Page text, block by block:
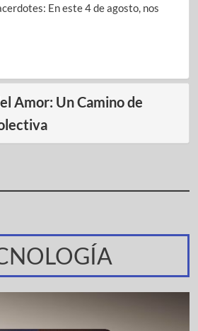
En este 4 de agosto, nos
Amor: Un Camino de